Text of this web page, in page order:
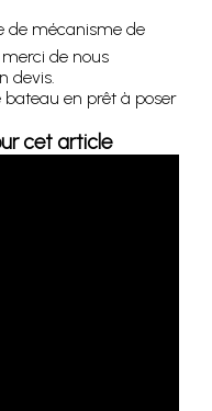
de mécanisme de
de nous
devis.
bateau en prêt à poser
cet article